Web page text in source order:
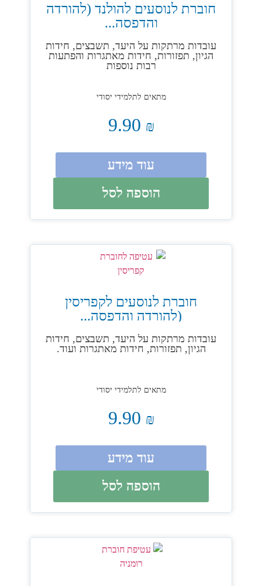
חוברת לנוסעים להולנד (להורדה
והדפסה...
עובדות מרתקות על היעד, תשבצים, חידות
הגיון, תפזורות, חידות מאתגרות והפתעות
רבות נוספות
מתאים לתלמידי יסודי
₪
עוד מידע
הוספה לסל
חוברת לנוסעים לקפריסין
(להורדה והדפסה...
עובדות מרתקות על היעד, תשבצים, חידות
הגיון, תפזורות, חידות מאתגרות ועוד.
מתאים לתלמידי יסודי
₪
עוד מידע
הוספה לסל